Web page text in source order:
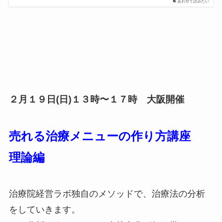
あわせて読みたい
２月１９日(日)１３時〜１７時 大阪開催
売れる治療メニューの作り方講座
理論編
治療院経営ラボ独自のメソッドで、治療法の分析
をしていきます。